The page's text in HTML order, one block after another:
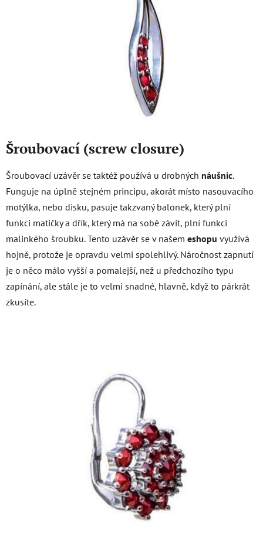
Šroubovací (screw closure)
Šroubovací uzávěr se taktéž používá u drobných náušnic.
Funguje na úplně stejném principu, akorát místo nasouvacího
motýlka, nebo disku, pasuje takzvaný balonek, který plní
funkci matičky a dřík, který má na sobě závit, plní funkci
malinkého šroubku. Tento uzávěr se v našem eshopu využívá
hojně, protože je opravdu velmi spolehlivý. Náročnost zapnutí
je o něco málo vyšší a pomalejší, než u předchozího typu
zapínání, ale stále je to velmi snadné, hlavně, když to párkrát
zkusíte.